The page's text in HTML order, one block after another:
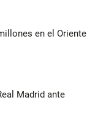
en el Oriente
Madrid ante